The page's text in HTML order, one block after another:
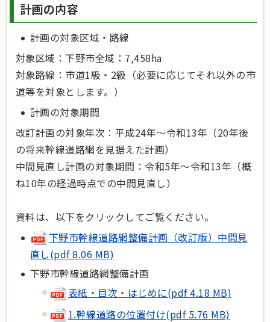
計画の内容
計画の対象区域・路線
対象区域：下野市全域：7,458ha
対象路線：市道1級・2級（必要に応じてそれ以外の市
道等を対象とします。）
計画の対象期間
改訂計画の対象年次：平成24年～令和13年（20年後
の将来幹線道路網を見据えた計画）
中間見直し計画の対象期間：令和5年～令和13年（概
ね10年の経過時点での中間見直し）
資料は、以下をクリックしてご覧ください。
下野市幹線道路網整備計画（改訂版）中間見
直し(pdf 8.06 MB)
下野市幹線道路網整備計画
表紙・目次・はじめに(pdf 4.18 MB)
1.幹線道路の位置付け(pdf 5.76 MB)